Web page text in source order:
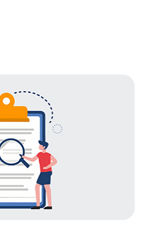
了许多用户关注的焦点。本